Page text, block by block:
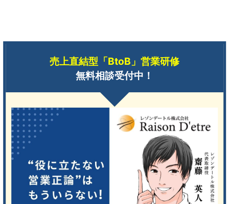
売上直結型「BtoB」営業研修
無料相談受付中！